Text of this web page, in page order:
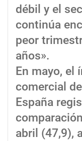
débil y el
continúa
peor
años».
En mayo, el
comercial
España
abril (47,9),